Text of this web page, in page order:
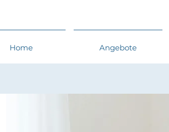
Home Angebote